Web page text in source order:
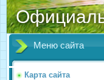
Меню сайта
Карта сайта